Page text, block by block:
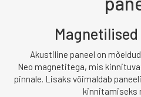
Akustiline paneel on
Neo magnetitega, mis
pinnale. Lisaks võimaldab
kinnitamiseks